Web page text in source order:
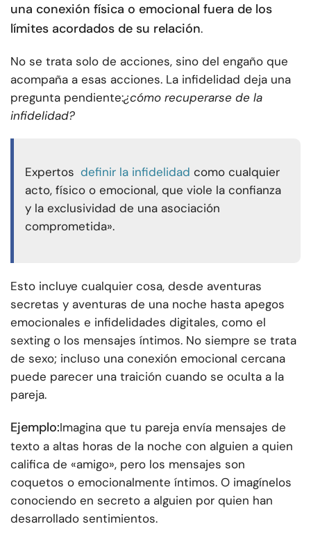
una conexión física o emocional fuera de los
límites acordados de su relación.
No se trata solo de acciones, sino del engaño que
acompaña a esas acciones. La infidelidad deja una
pregunta pendiente:¿cómo recuperarse de la
infidelidad?
Expertos definir la infidelidad como cualquier
acto, físico o emocional, que viole la confianza
y la exclusividad de una asociación
comprometida».
Esto incluye cualquier cosa, desde aventuras
secretas y aventuras de una noche hasta apegos
emocionales e infidelidades digitales, como el
sexting o los mensajes íntimos. No siempre se trata
de sexo; incluso una conexión emocional cercana
puede parecer una traición cuando se oculta a la
pareja.
Ejemplo:Imagina que tu pareja envía mensajes de
texto a altas horas de la noche con alguien a quien
califica de «amigo», pero los mensajes son
coquetos o emocionalmente íntimos. O imagínelos
conociendo en secreto a alguien por quien han
desarrollado sentimientos.